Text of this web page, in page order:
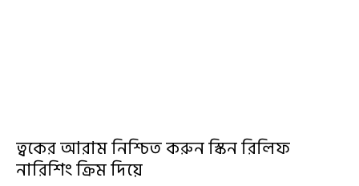
ত্বকের আরাম নিশ্চিত করুন স্কিন রিলিফ
নারিশিং ক্রিম দিয়ে